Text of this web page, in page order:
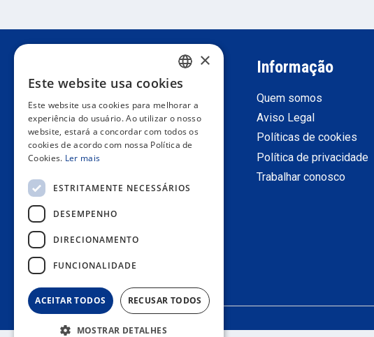
retorna
Condições gerais de venda
Contate-Nos
Informação
Quem somos
Aviso Legal
Políticas de cookies
Política de privacidade
Trabalhar conosco
SPANISH
ENGLISH
FRENCH
×
Este website usa cookies
Este website usa cookies para melhorar a
experiência do usuário. Ao utilizar o nosso
website, estará a concordar com todos os
cookies de acordo com nossa Política de
Cookies. Ler mais
ESTRITAMENTE NECESSÁRIOS
DESEMPENHO
DIRECIONAMENTO
FUNCIONALIDADE
ACEITAR TODOS RECUSAR TODOS
MOSTRAR DETALHES